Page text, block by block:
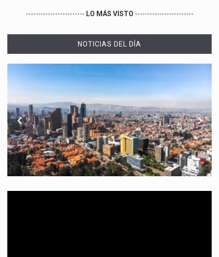
------------------------ LO MÁS VISTO ------------------------
NOTICIAS DEL DÍA